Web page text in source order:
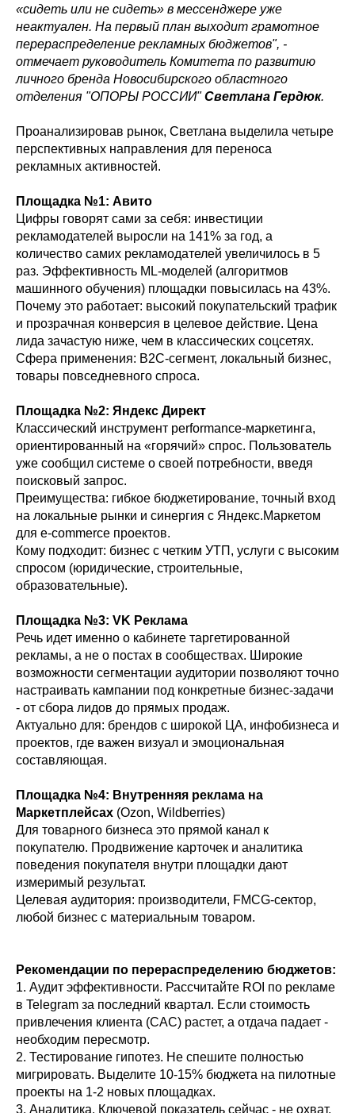
«сидеть или не сидеть» в мессенджере уже
неактуален. На первый план выходит грамотное
перераспределение рекламных бюджетов", -
отмечает руководитель Комитета по развитию
личного бренда Новосибирского областного
отделения "ОПОРЫ РОССИИ" Светлана Гердюк.
Проанализировав рынок, Светлана выделила четыре
перспективных направления для переноса
рекламных активностей.
Площадка №1: Авито
Цифры говорят сами за себя: инвестиции
рекламодателей выросли на 141% за год, а
количество самих рекламодателей увеличилось в 5
раз. Эффективность ML-моделей (алгоритмов
машинного обучения) площадки повысилась на 43%.
Почему это работает: высокий покупательский трафик
и прозрачная конверсия в целевое действие. Цена
лида зачастую ниже, чем в классических соцсетях.
Сфера применения: B2C-сегмент, локальный бизнес,
товары повседневного спроса.
Площадка №2: Яндекс Директ
Классический инструмент performance-маркетинга,
ориентированный на «горячий» спрос. Пользователь
уже сообщил системе о своей потребности, введя
поисковый запрос.
Преимущества: гибкое бюджетирование, точный вход
на локальные рынки и синергия с Яндекс.Маркетом
для e-commerce проектов.
Кому подходит: бизнес с четким УТП, услуги с высоким
спросом (юридические, строительные,
образовательные).
Площадка №3: VK Реклама
Речь идет именно о кабинете таргетированной
рекламы, а не о постах в сообществах. Широкие
возможности сегментации аудитории позволяют точно
настраивать кампании под конкретные бизнес-задачи
- от сбора лидов до прямых продаж.
Актуально для: брендов с широкой ЦА, инфобизнеса и
проектов, где важен визуал и эмоциональная
составляющая.
Площадка №4: Внутренняя реклама на
Маркетплейсах (Ozon, Wildberries)
Для товарного бизнеса это прямой канал к
покупателю. Продвижение карточек и аналитика
поведения покупателя внутри площадки дают
измеримый результат.
Целевая аудитория: производители, FMCG-сектор,
любой бизнес с материальным товаром.
Рекомендации по перераспределению бюджетов:
1. Аудит эффективности. Рассчитайте ROI по рекламе
в Telegram за последний квартал. Если стоимость
привлечения клиента (CAC) растет, а отдача падает -
необходим пересмотр.
2. Тестирование гипотез. Не спешите полностью
мигрировать. Выделите 10-15% бюджета на пилотные
проекты на 1-2 новых площадках.
3. Аналитика. Ключевой показатель сейчас - не охват,